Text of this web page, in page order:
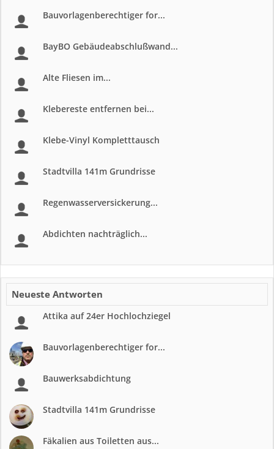
Bauvorlagenberechtiger for...
BayBO Gebäudeabschlußwand...
Alte Fliesen im...
Klebereste entfernen bei...
Klebe-Vinyl Kompletttausch
Stadtvilla 141m Grundrisse
Regenwasserversickerung...
Abdichten nachträglich...
Neueste Antworten
Attika auf 24er Hochlochziegel
Bauvorlagenberechtiger for...
Bauwerksabdichtung
Stadtvilla 141m Grundrisse
Fäkalien aus Toiletten aus...